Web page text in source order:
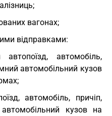
вагонах;
відправками:
автомобіль,
автомобільний кузов
автомобіль, причіп,
кузов на